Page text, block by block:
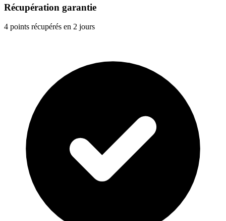
Récupération garantie
4 points récupérés en 2 jours